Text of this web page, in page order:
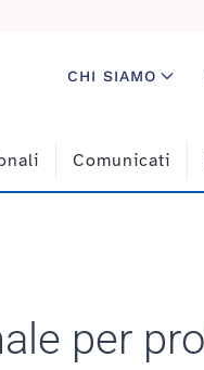
CHI SIAMO
Comunicati
per